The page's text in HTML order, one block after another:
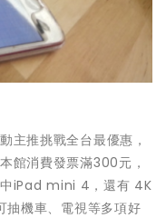
主推挑戰全台最優惠，
館消費發票滿300元，
中iPad mini 4，還有 4K
機車、電視等多項好